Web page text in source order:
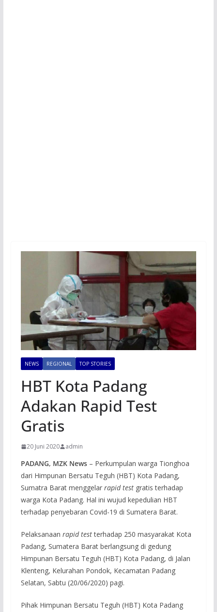
NEWS REGIONAL TOP STORIES
HBT Kota Padang
Adakan Rapid Test
Gratis
20 Juni 2020 admin
PADANG, MZK News– Perkumpulan warga Tionghoa
dari Himpunan Bersatu Teguh (HBT) Kota Padang,
Sumatra Barat menggelar rapid testgratis terhadap
warga Kota Padang. Hal ini wujud kepedulian HBT
terhadap penyebaran Covid-19 di Sumatera Barat.
Pelaksanaan rapid testterhadap 250 masyarakat Kota
Padang, Sumatera Barat berlangsung di gedung
Himpunan Bersatu Teguh (HBT) Kota Padang, di Jalan
Klenteng, Kelurahan Pondok, Kecamatan Padang
Selatan, Sabtu (20/06/2020) pagi.
Pihak Himpunan Bersatu Teguh (HBT) Kota Padang